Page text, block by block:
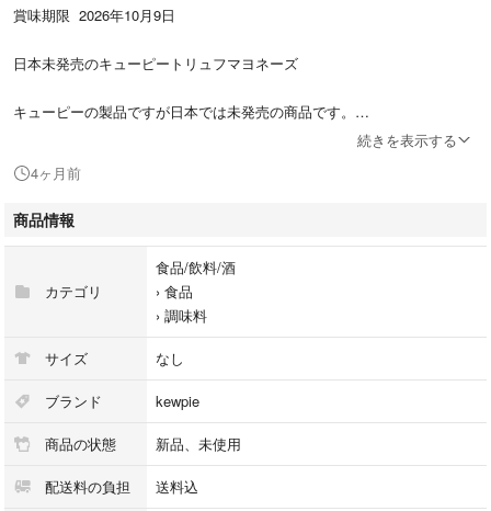
賞味期限 2026年10月9日
日本未発売のキューピートリュフマヨネーズ
キューピーの製品ですが日本では未発売の商品です。
複数ご購入の場合は同時購入でお値下げ可能です。
2本…2250円
3本…3300円
種類マヨネーズ
続きを表示する
4ヶ月前
商品情報
カテゴリ
食品/飲料/酒
› 食品
› 調味料
サイズ なし
ブランド kewpie
商品の状態 新品、未使用
配送料の負担 送料込